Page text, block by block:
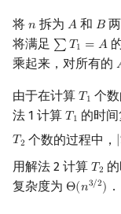
将 𝑛
n 拆为 𝐴
A 和 𝐵
B两
将满足 ∑𝑇1 = 𝐴
∑T 1=A
乘起来，对所有的
由于在计算 𝑇 1
T1 个数
法 1 计算 𝑇 1
T1 的时
𝑇2
T2 个数的过程中， ||
用解法 2 计算 𝑇2
T2
复杂度为 Θ(𝑛3/2)
Θ(n3/2) ．